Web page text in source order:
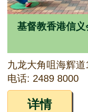
基督教香港信
九龙大角咀海辉
电话: 2489 8000
详情